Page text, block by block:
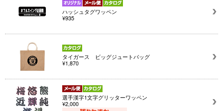
ハッシュタグワッペン
¥935
タイガース ビッグジュートバッグ
¥1,870
選手漢字1文字グリッターワッペン
¥2,000